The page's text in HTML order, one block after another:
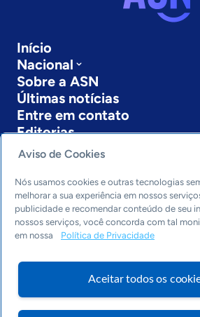
Início
Nacional
Sobre a ASN
Últimas notícias
Entre em contato
Editorias
Economia & Política
Inovação & Tecnologia
Cultura empreendedora
Dados
Arquivo
Aviso de Cookies
Nós usamos cookies e outras tecnologias
melhorar a sua experiência em nossos
publicidade e recomendar conteúdo de seu
nossos serviços, você concorda com tal
em nossa
Política de Privacidade
Aceitar todos os